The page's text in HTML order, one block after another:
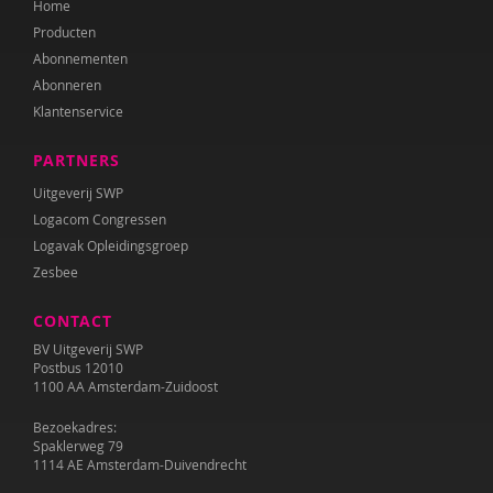
Geert-Jan Stams
Frea Swets-Gronert
Louis Tavecchio
Peter de Wit
Home
Producten
Abonnementen
Abonneren
Klantenservice
PARTNERS
Uitgeverij SWP
Logacom Congressen
Logavak Opleidingsgroep
Zesbee
CONTACT
BV Uitgeverij SWP
Postbus 12010
1100 AA Amsterdam-Zuidoost
Bezoekadres:
Spaklerweg 79
1114 AE Amsterdam-Duivendrecht